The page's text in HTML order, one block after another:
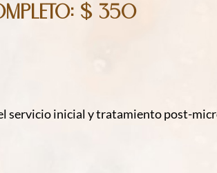
$ 350
servicio inicial y tratamiento post-